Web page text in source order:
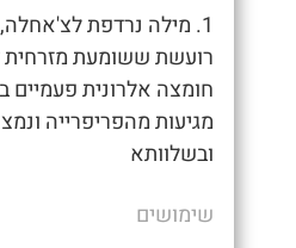
1. מילה נרדפת
רועשת ששומעת מזרחית
חומצה אלרונית פעמיים
מגיעות מהפריפרייה
ובשלוותא
שימושים